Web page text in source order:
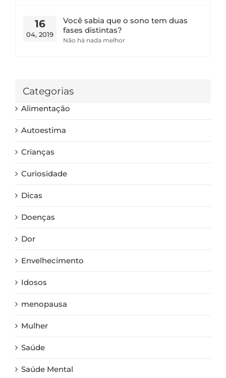
16
04, 2019
Você sabia que o sono tem duas
fases distintas?
Não há nada melhor
Categorias
Alimentação
Autoestima
Crianças
Curiosidade
Dicas
Doenças
Dor
Envelhecimento
Idosos
menopausa
Mulher
Saúde
Saúde Mental